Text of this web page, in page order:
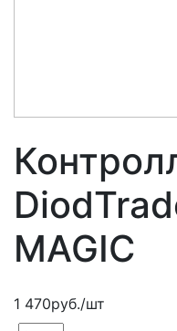
MAGIC
1 470руб./шт